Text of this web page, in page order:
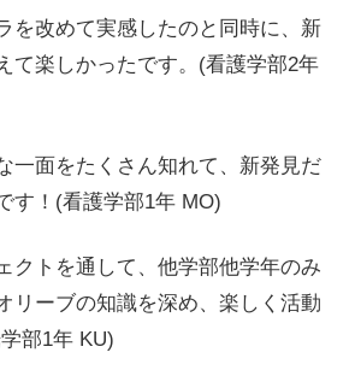
を改めて実感したのと同時に、新
て楽しかったです。(看護学部2年
一面をたくさん知れて、新発見だ
す！(看護学部1年 MO)
クトを通して、他学部他学年のみ
リーブの知識を深め、楽しく活動
部1年 KU)